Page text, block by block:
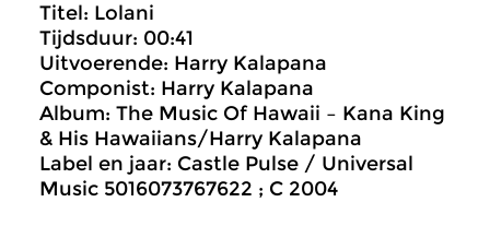
Titel: Lolani
Tijdsduur: 00:41
Uitvoerende: Harry Kalapana
Componist: Harry Kalapana
Album: The Music Of Hawaii – Kana King
& His Hawaiians/Harry Kalapana
Label en jaar: Castle Pulse / Universal
Music 5016073767622 ; C 2004